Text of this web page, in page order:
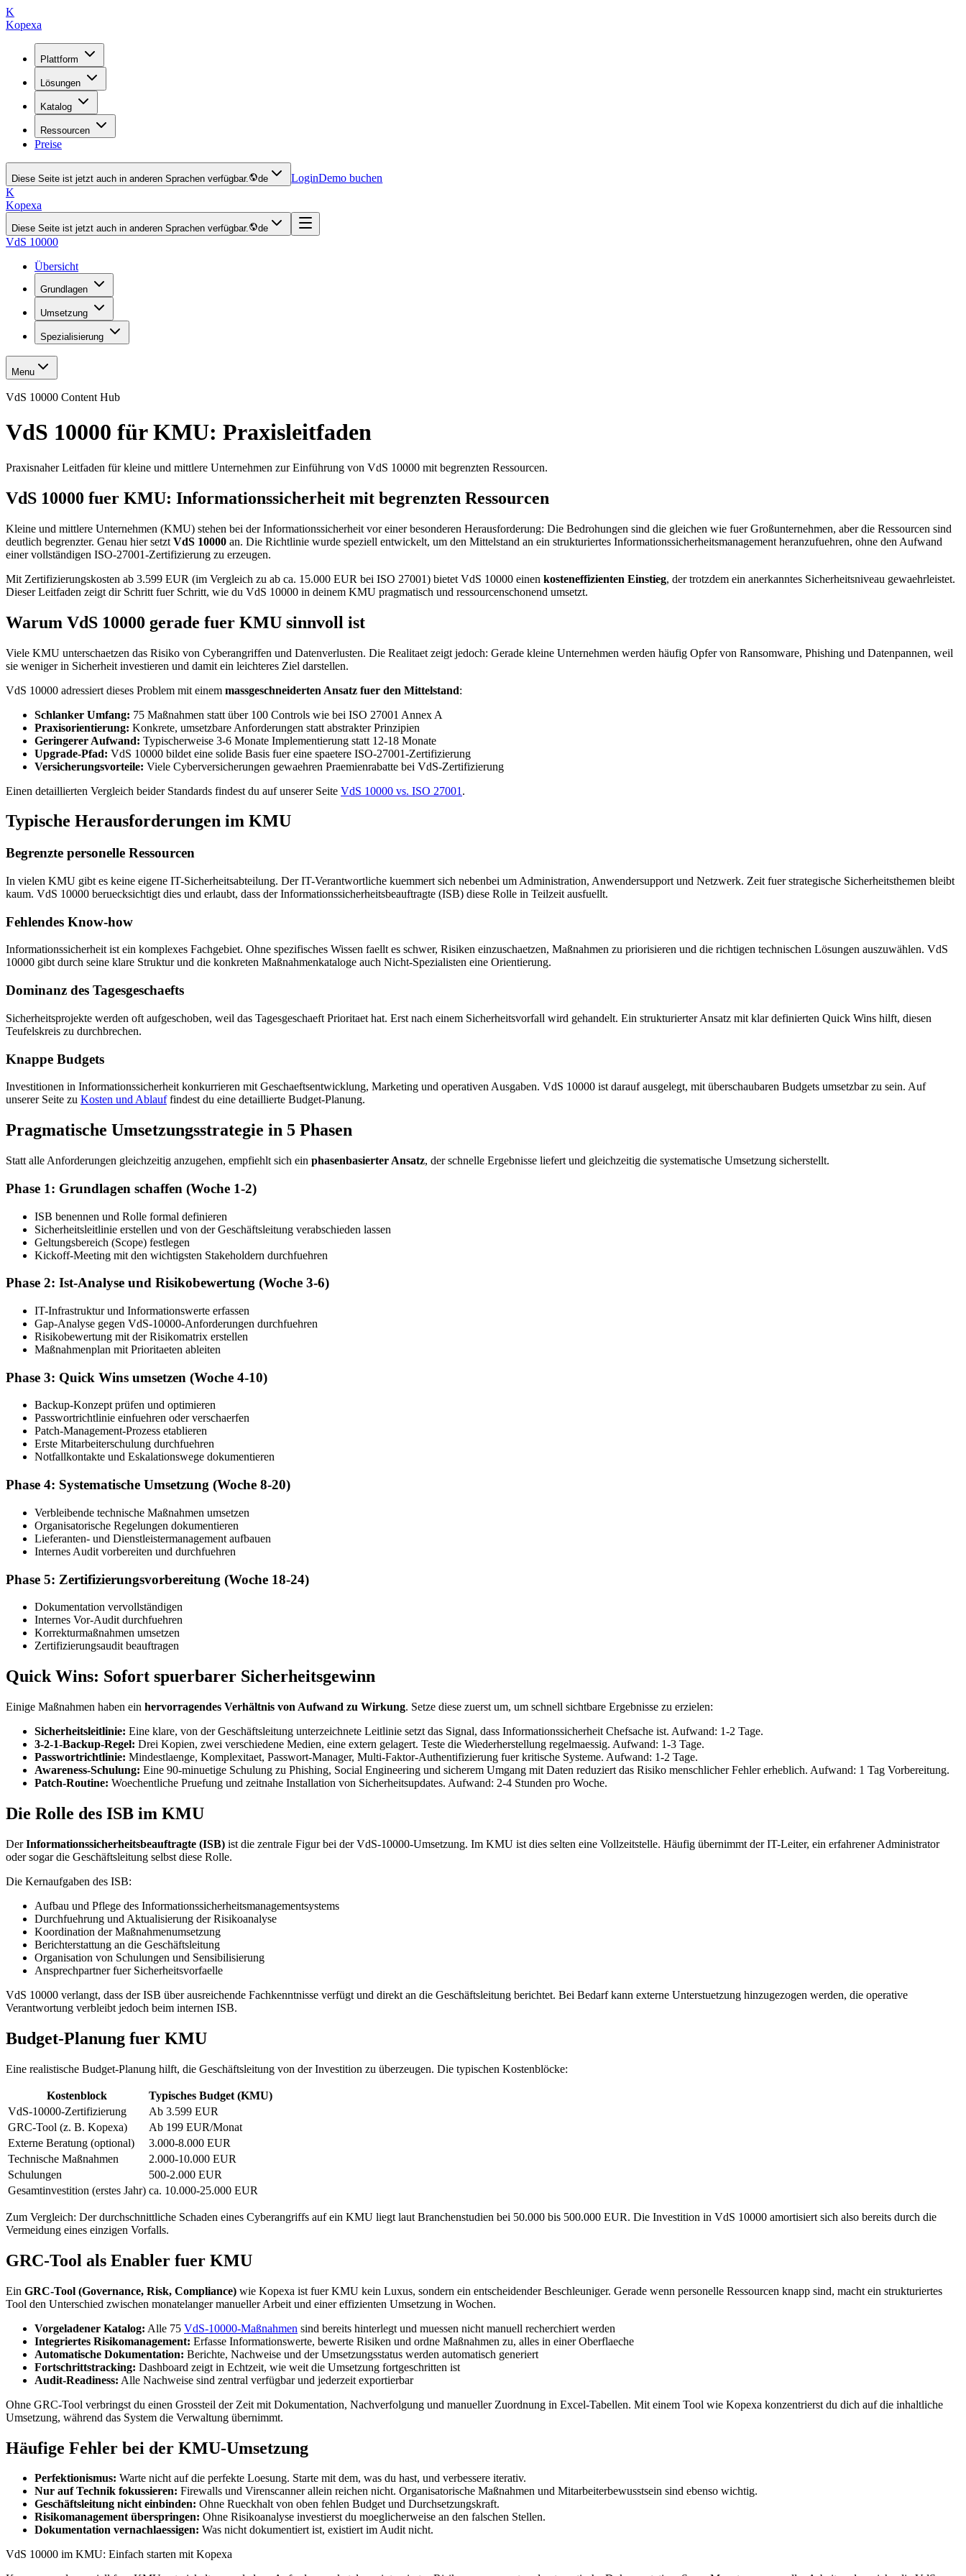
K
Kopexa
Plattform
Lösungen
Katalog
Ressourcen
Preise
Diese Seite ist jetzt auch in anderen Sprachen verfügbar. de LoginDemo buchen
K
Kopexa
Diese Seite ist jetzt auch in anderen Sprachen verfügbar. de
VdS 10000
Übersicht
Grundlagen
Umsetzung
Spezialisierung
Menu
VdS 10000 Content Hub
VdS 10000 für KMU: Praxisleitfaden
Praxisnaher Leitfaden für kleine und mittlere Unternehmen zur Einführung von VdS 10000 mit begrenzten Ressourcen.
VdS 10000 fuer KMU: Informationssicherheit mit begrenzten Ressourcen
Kleine und mittlere Unternehmen (KMU) stehen bei der Informationssicherheit vor einer besonderen Herausforderung: Die Bedrohungen sind die gleichen wie fuer Großunternehmen, aber die Ressourcen sind
deutlich begrenzter. Genau hier setzt VdS 10000 an. Die Richtlinie wurde speziell entwickelt, um den Mittelstand an ein strukturiertes Informationssicherheitsmanagement heranzufuehren, ohne den Aufwand
einer vollständigen ISO-27001-Zertifizierung zu erzeugen.
Mit Zertifizierungskosten ab 3.599 EUR (im Vergleich zu ab ca. 15.000 EUR bei ISO 27001) bietet VdS 10000 einen kosteneffizienten Einstieg, der trotzdem ein anerkanntes Sicherheitsniveau gewaehrleistet.
Dieser Leitfaden zeigt dir Schritt fuer Schritt, wie du VdS 10000 in deinem KMU pragmatisch und ressourcenschonend umsetzt.
Warum VdS 10000 gerade fuer KMU sinnvoll ist
Viele KMU unterschaetzen das Risiko von Cyberangriffen und Datenverlusten. Die Realitaet zeigt jedoch: Gerade kleine Unternehmen werden häufig Opfer von Ransomware, Phishing und Datenpannen, weil
sie weniger in Sicherheit investieren und damit ein leichteres Ziel darstellen.
VdS 10000 adressiert dieses Problem mit einem massgeschneiderten Ansatz fuer den Mittelstand:
Schlanker Umfang: 75 Maßnahmen statt über 100 Controls wie bei ISO 27001 Annex A
Praxisorientierung: Konkrete, umsetzbare Anforderungen statt abstrakter Prinzipien
Geringerer Aufwand: Typischerweise 3-6 Monate Implementierung statt 12-18 Monate
Upgrade-Pfad: VdS 10000 bildet eine solide Basis fuer eine spaetere ISO-27001-Zertifizierung
Versicherungsvorteile: Viele Cyberversicherungen gewaehren Praemienrabatte bei VdS-Zertifizierung
Einen detaillierten Vergleich beider Standards findest du auf unserer Seite VdS 10000 vs. ISO 27001 .
Typische Herausforderungen im KMU
Begrenzte personelle Ressourcen
In vielen KMU gibt es keine eigene IT-Sicherheitsabteilung. Der IT-Verantwortliche kuemmert sich nebenbei um Administration, Anwendersupport und Netzwerk. Zeit fuer strategische Sicherheitsthemen bleibt
kaum. VdS 10000 beruecksichtigt dies und erlaubt, dass der Informationssicherheitsbeauftragte (ISB) diese Rolle in Teilzeit ausfuellt.
Fehlendes Know-how
Informationssicherheit ist ein komplexes Fachgebiet. Ohne spezifisches Wissen faellt es schwer, Risiken einzuschaetzen, Maßnahmen zu priorisieren und die richtigen technischen Lösungen auszuwählen. VdS
10000 gibt durch seine klare Struktur und die konkreten Maßnahmenkataloge auch Nicht-Spezialisten eine Orientierung.
Dominanz des Tagesgeschaefts
Sicherheitsprojekte werden oft aufgeschoben, weil das Tagesgeschaeft Prioritaet hat. Erst nach einem Sicherheitsvorfall wird gehandelt. Ein strukturierter Ansatz mit klar definierten Quick Wins hilft, diesen
Teufelskreis zu durchbrechen.
Knappe Budgets
Investitionen in Informationssicherheit konkurrieren mit Geschaeftsentwicklung, Marketing und operativen Ausgaben. VdS 10000 ist darauf ausgelegt, mit überschaubaren Budgets umsetzbar zu sein. Auf
unserer Seite zu Kosten und Ablauf findest du eine detaillierte Budget-Planung.
Pragmatische Umsetzungsstrategie in 5 Phasen
Statt alle Anforderungen gleichzeitig anzugehen, empfiehlt sich ein phasenbasierter Ansatz, der schnelle Ergebnisse liefert und gleichzeitig die systematische Umsetzung sicherstellt.
Phase 1: Grundlagen schaffen (Woche 1-2)
ISB benennen und Rolle formal definieren
Sicherheitsleitlinie erstellen und von der Geschäftsleitung verabschieden lassen
Geltungsbereich (Scope) festlegen
Kickoff-Meeting mit den wichtigsten Stakeholdern durchfuehren
Phase 2: Ist-Analyse und Risikobewertung (Woche 3-6)
IT-Infrastruktur und Informationswerte erfassen
Gap-Analyse gegen VdS-10000-Anforderungen durchfuehren
Risikobewertung mit der Risikomatrix erstellen
Maßnahmenplan mit Prioritaeten ableiten
Phase 3: Quick Wins umsetzen (Woche 4-10)
Backup-Konzept prüfen und optimieren
Passwortrichtlinie einfuehren oder verschaerfen
Patch-Management-Prozess etablieren
Erste Mitarbeiterschulung durchfuehren
Notfallkontakte und Eskalationswege dokumentieren
Phase 4: Systematische Umsetzung (Woche 8-20)
Verbleibende technische Maßnahmen umsetzen
Organisatorische Regelungen dokumentieren
Lieferanten- und Dienstleistermanagement aufbauen
Internes Audit vorbereiten und durchfuehren
Phase 5: Zertifizierungsvorbereitung (Woche 18-24)
Dokumentation vervollständigen
Internes Vor-Audit durchfuehren
Korrekturmaßnahmen umsetzen
Zertifizierungsaudit beauftragen
Quick Wins: Sofort spuerbarer Sicherheitsgewinn
Einige Maßnahmen haben ein hervorragendes Verhältnis von Aufwand zu Wirkung. Setze diese zuerst um, um schnell sichtbare Ergebnisse zu erzielen:
Sicherheitsleitlinie: Eine klare, von der Geschäftsleitung unterzeichnete Leitlinie setzt das Signal, dass Informationssicherheit Chefsache ist. Aufwand: 1-2 Tage.
3-2-1-Backup-Regel: Drei Kopien, zwei verschiedene Medien, eine extern gelagert. Teste die Wiederherstellung regelmaessig. Aufwand: 1-3 Tage.
Passwortrichtlinie: Mindestlaenge, Komplexitaet, Passwort-Manager, Multi-Faktor-Authentifizierung fuer kritische Systeme. Aufwand: 1-2 Tage.
Awareness-Schulung: Eine 90-minuetige Schulung zu Phishing, Social Engineering und sicherem Umgang mit Daten reduziert das Risiko menschlicher Fehler erheblich. Aufwand: 1 Tag Vorbereitung.
Patch-Routine: Woechentliche Pruefung und zeitnahe Installation von Sicherheitsupdates. Aufwand: 2-4 Stunden pro Woche.
Die Rolle des ISB im KMU
Der Informationssicherheitsbeauftragte (ISB) ist die zentrale Figur bei der VdS-10000-Umsetzung. Im KMU ist dies selten eine Vollzeitstelle. Häufig übernimmt der IT-Leiter, ein erfahrener Administrator
oder sogar die Geschäftsleitung selbst diese Rolle.
Die Kernaufgaben des ISB:
Aufbau und Pflege des Informationssicherheitsmanagementsystems
Durchfuehrung und Aktualisierung der Risikoanalyse
Koordination der Maßnahmenumsetzung
Berichterstattung an die Geschäftsleitung
Organisation von Schulungen und Sensibilisierung
Ansprechpartner fuer Sicherheitsvorfaelle
VdS 10000 verlangt, dass der ISB über ausreichende Fachkenntnisse verfügt und direkt an die Geschäftsleitung berichtet. Bei Bedarf kann externe Unterstuetzung hinzugezogen werden, die operative
Verantwortung verbleibt jedoch beim internen ISB.
Budget-Planung fuer KMU
Eine realistische Budget-Planung hilft, die Geschäftsleitung von der Investition zu überzeugen. Die typischen Kostenblöcke:
Kostenblock
Typisches Budget (KMU)
VdS-10000-Zertifizierung
Ab 3.599 EUR
GRC-Tool (z. B. Kopexa)
Ab 199 EUR/Monat
Externe Beratung (optional)
3.000-8.000 EUR
Technische Maßnahmen
2.000-10.000 EUR
Schulungen
500-2.000 EUR
Gesamtinvestition (erstes Jahr) ca. 10.000-25.000 EUR
Zum Vergleich: Der durchschnittliche Schaden eines Cyberangriffs auf ein KMU liegt laut Branchenstudien bei 50.000 bis 500.000 EUR. Die Investition in VdS 10000 amortisiert sich also bereits durch die
Vermeidung eines einzigen Vorfalls.
GRC-Tool als Enabler fuer KMU
Ein GRC-Tool (Governance, Risk, Compliance) wie Kopexa ist fuer KMU kein Luxus, sondern ein entscheidender Beschleuniger. Gerade wenn personelle Ressourcen knapp sind, macht ein strukturiertes
Tool den Unterschied zwischen monatelanger manueller Arbeit und einer effizienten Umsetzung in Wochen.
Vorgeladener Katalog: Alle 75 VdS-10000-Maßnahmen sind bereits hinterlegt und muessen nicht manuell recherchiert werden
Integriertes Risikomanagement: Erfasse Informationswerte, bewerte Risiken und ordne Maßnahmen zu, alles in einer Oberflaeche
Automatische Dokumentation: Berichte, Nachweise und der Umsetzungsstatus werden automatisch generiert
Fortschrittstracking: Dashboard zeigt in Echtzeit, wie weit die Umsetzung fortgeschritten ist
Audit-Readiness: Alle Nachweise sind zentral verfügbar und jederzeit exportierbar
Ohne GRC-Tool verbringst du einen Grossteil der Zeit mit Dokumentation, Nachverfolgung und manueller Zuordnung in Excel-Tabellen. Mit einem Tool wie Kopexa konzentrierst du dich auf die inhaltliche
Umsetzung, während das System die Verwaltung übernimmt.
Häufige Fehler bei der KMU-Umsetzung
Perfektionismus: Warte nicht auf die perfekte Loesung. Starte mit dem, was du hast, und verbessere iterativ.
Nur auf Technik fokussieren: Firewalls und Virenscanner allein reichen nicht. Organisatorische Maßnahmen und Mitarbeiterbewusstsein sind ebenso wichtig.
Geschäftsleitung nicht einbinden: Ohne Rueckhalt von oben fehlen Budget und Durchsetzungskraft.
Risikomanagement überspringen: Ohne Risikoanalyse investierst du moeglicherweise an den falschen Stellen.
Dokumentation vernachlaessigen: Was nicht dokumentiert ist, existiert im Audit nicht.
VdS 10000 im KMU: Einfach starten mit Kopexa